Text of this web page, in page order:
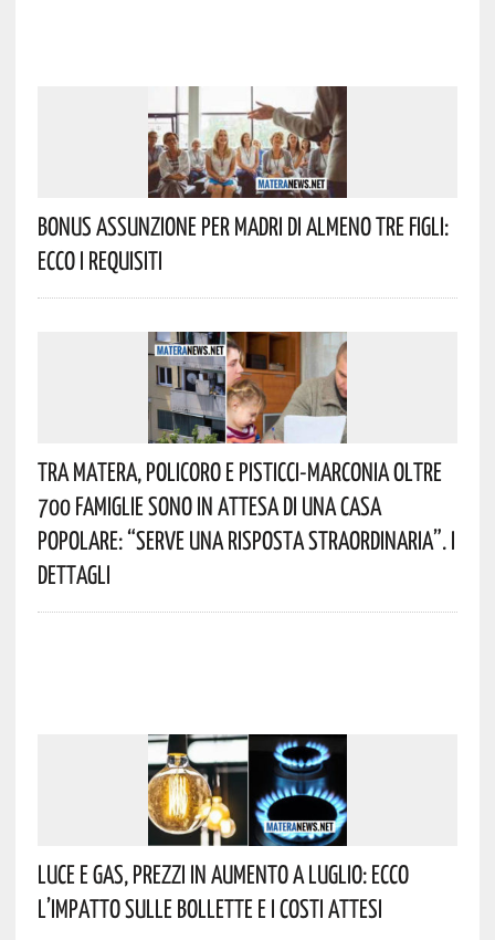
Bonus Assunzione Per Madri Di Almeno Tre Figli:
Ecco I Requisiti
Tra Matera, Policoro E Pisticci-Marconia Oltre
700 Famiglie Sono In Attesa Di Una Casa
Popolare: “serve Una Risposta Straordinaria”. I
Dettagli
Luce E Gas, Prezzi In Aumento A Luglio: Ecco
L’impatto Sulle Bollette E I Costi Attesi